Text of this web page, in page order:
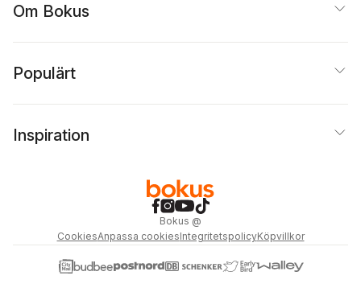
Om Bokus
Populärt
Inspiration
Bokus @
CookiesAnpassa cookiesIntegritetspolicyKöpvillkor